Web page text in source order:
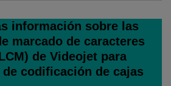
información sobre las
marcado de caracteres
de Videojet para
codificación de cajas